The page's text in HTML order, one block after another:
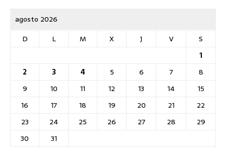
agosto 2026
D
L M X J V
S
1
2
3 4 5 6 7
8
9
10 11 12 13 14
15
16
17 18 19 20 21
22
23
24 25 26 27 28
29
30
31